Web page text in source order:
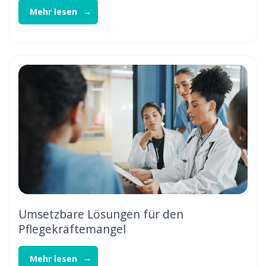
Mehr lesen
Umsetzbare Lösungen für den
Pflegekräftemangel
Mehr lesen